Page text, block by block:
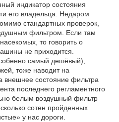
индикатор состояния
его владельца. Недаром
стандартных проверок,
фильтром. Если там
то говорить о
не приходится.
самый дешёвый),
тоже наводит на
внешнее состояние фильтра
последнего регламентного
белым воздушный фильтр
сотен пройденных
у нас дороги.